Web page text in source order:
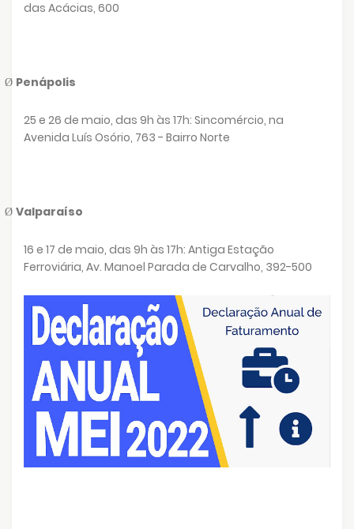
das Acácias, 600
Ø Penápolis
25 e 26 de maio, das 9h às 17h: Sincomércio, na
Avenida Luís Osório, 763 - Bairro Norte
Ø Valparaíso
16 e 17 de maio, das 9h às 17h: Antiga Estação
Ferroviária, Av. Manoel Parada de Carvalho, 392-500